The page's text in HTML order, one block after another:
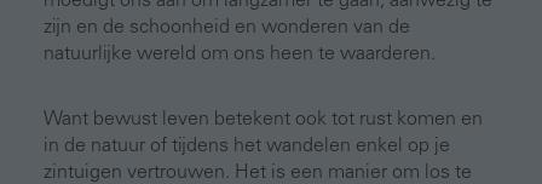
zijn en de schoonheid en wonderen van de
natuurlijke wereld om ons heen te waarderen.
Want bewust leven betekent ook tot rust komen en
in de natuur of tijdens het wandelen enkel op je
zintuigen vertrouwen. Het is een manier om los te